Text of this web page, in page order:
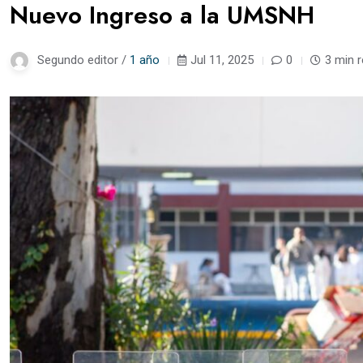
Nuevo Ingreso a la UMSNH
Segundo editor / 1 año Jul 11, 2025 0 3 min